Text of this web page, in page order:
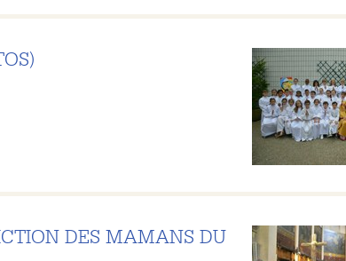
DES MAMANS DU